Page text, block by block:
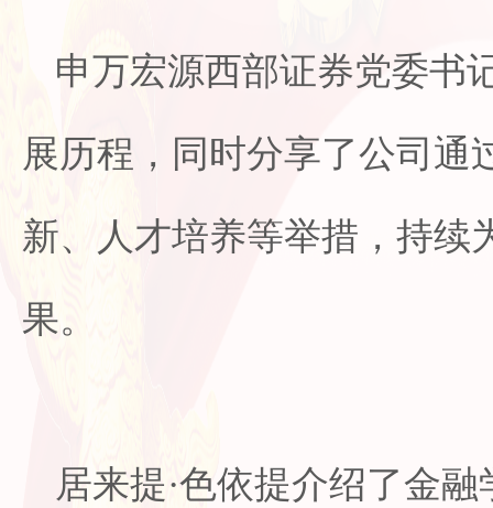
申万宏源西部证券党委书
展历程，同时分享了公司通
新、人才培养等举措，持续
果。
居来提·色依提介绍了金